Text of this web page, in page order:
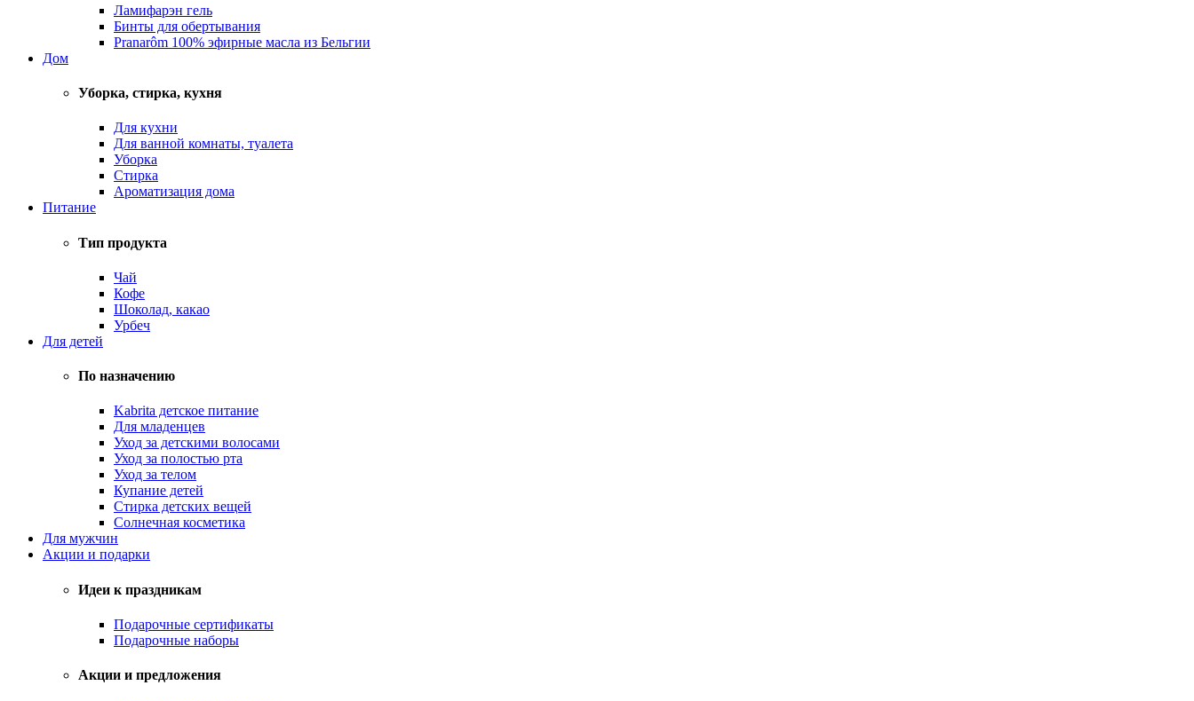
Ламифарэн гель
Бинты для обертывания
Pranarôm 100% эфирные масла из Бельгии
Дом
Уборка, стирка, кухня
Для кухни
Для ванной комнаты, туалета
Уборка
Стирка
Ароматизация дома
Питание
Тип продукта
Чай
Кофе
Шоколад, какао
Урбеч
Для детей
По назначению
Kabrita детское питание
Для младенцев
Уход за детскими волосами
Уход за полостью рта
Уход за телом
Купание детей
Стирка детских вещей
Солнечная косметика
Для мужчин
Акции и подарки
Идеи к праздникам
Подарочные сертификаты
Подарочные наборы
Акции и предложения